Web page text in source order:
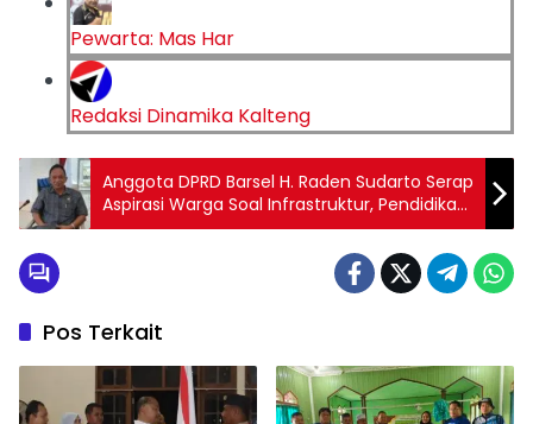
Pewarta: Mas Har
Redaksi Dinamika Kalteng
Anggota DPRD Barsel H. Raden Sudarto Serap
Aspirasi Warga Soal Infrastruktur, Pendidikan
dan Kesehatan‎
Pos Terkait